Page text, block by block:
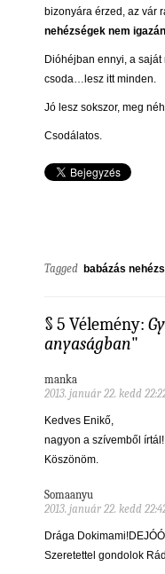
bizonyára érzed, az vár
nehézségek nem
Dióhéjban ennyi, a
csoda…lesz itt minden.
Jó lesz sokszor, meg
Csodálatos.
Tagged babázás
§ 5 Vélemény:
anyaságban"
manka
2013. január 22. kedd
Kedves Enikő,
nagyon a szívemből írtál!
Köszönöm.
Somaanyu
2013. január 22. kedd
Drága
Szeretettel gondolok